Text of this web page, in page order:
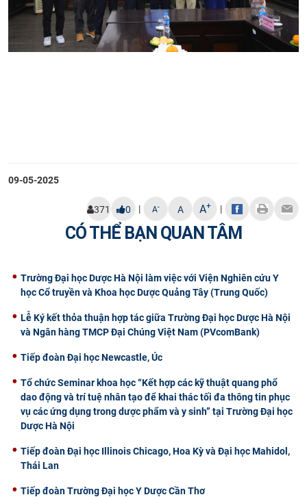
09-05-2025
371 0 | A- A A+ |
CÓ THỂ BẠN QUAN TÂM
Trường Đại học Dược Hà Nội làm việc với Viện Nghiên cứu Y
học Cổ truyền và Khoa học Dược Quảng Tây (Trung Quốc)
Lễ Ký kết thỏa thuận hợp tác giữa Trường Đại học Dược Hà Nội
và Ngân hàng TMCP Đại Chúng Việt Nam (PVcomBank)
Tiếp đoàn Đại học Newcastle, Úc
Tổ chức Seminar khoa học “Kết hợp các kỹ thuật quang phổ
dao động và trí tuệ nhân tạo để khai thác tối đa thông tin phục
vụ các ứng dụng trong dược phẩm và y sinh” tại Trường Đại học
Dược Hà Nội
Tiếp đoàn Đại học Illinois Chicago, Hoa Kỳ và Đại học Mahidol,
Thái Lan
Tiếp đoàn Trường Đại học Y Dược Cần Thơ